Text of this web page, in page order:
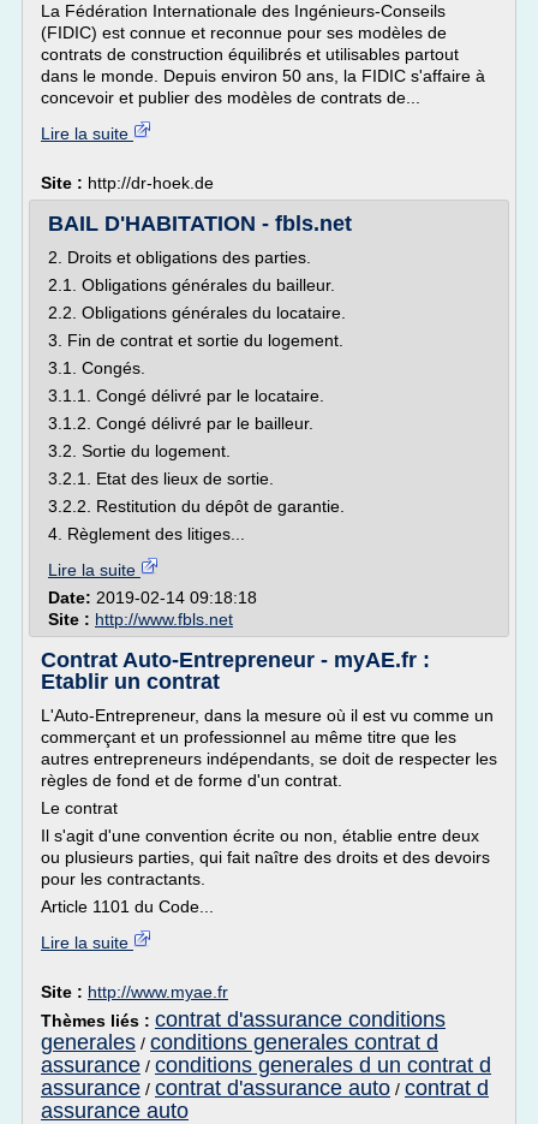
La Fédération Internationale des Ingénieurs-Conseils
(FIDIC) est connue et reconnue pour ses modèles de
contrats de construction équilibrés et utilisables partout
dans le monde. Depuis environ 50 ans, la FIDIC s'affaire à
concevoir et publier des modèles de contrats de...
Lire la suite
Site : http://dr-hoek.de
BAIL D'HABITATION - fbls.net
2. Droits et obligations des parties.
2.1. Obligations générales du bailleur.
2.2. Obligations générales du locataire.
3. Fin de contrat et sortie du logement.
3.1. Congés.
3.1.1. Congé délivré par le locataire.
3.1.2. Congé délivré par le bailleur.
3.2. Sortie du logement.
3.2.1. Etat des lieux de sortie.
3.2.2. Restitution du dépôt de garantie.
4. Règlement des litiges...
Lire la suite
Date: 2019-02-14 09:18:18
Site : http://www.fbls.net
Contrat Auto-Entrepreneur - myAE.fr :
Etablir un contrat
L'Auto-Entrepreneur, dans la mesure où il est vu comme un
commerçant et un professionnel au même titre que les
autres entrepreneurs indépendants, se doit de respecter les
règles de fond et de forme d'un contrat.
Le contrat
Il s'agit d'une convention écrite ou non, établie entre deux
ou plusieurs parties, qui fait naître des droits et des devoirs
pour les contractants.
Article 1101 du Code...
Lire la suite
Site : http://www.myae.fr
Thèmes liés : contrat d'assurance conditions
generales / conditions generales contrat d
assurance / conditions generales d un contrat d
assurance / contrat d'assurance auto / contrat d
assurance auto